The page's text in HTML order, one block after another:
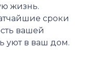
жизнь.
сроки
вашей
уют в ваш дом.